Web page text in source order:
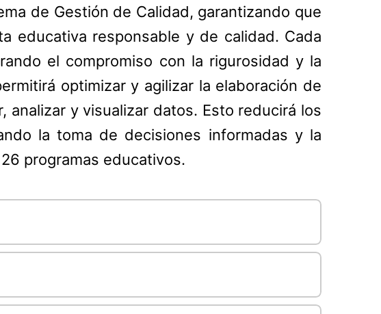
de Gestión de Calidad, garantizando que
educativa responsable y de calidad. Cada
el compromiso con la rigurosidad y la
optimizar y agilizar la elaboración de
analizar y visualizar datos. Esto reducirá los
la toma de decisiones informadas y la
programas educativos.